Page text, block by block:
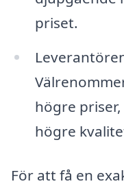
priset.
högre
högre
För att få en